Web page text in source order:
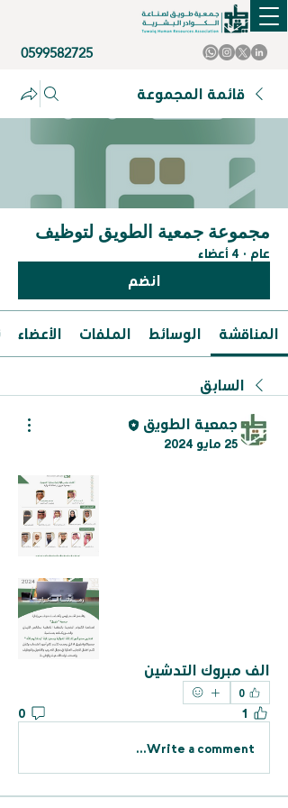
0599582725
قائمة المجموعة
مجموعة جمعية الطويق لتوظيف
عام · 4 أعضاء
انضم
المناقشة الوسائط الملفات الأعضاء
السابق
جمعية الطويق
25 مايو 2024
الف مبروك التدشين
0
1
0
Write a comment...